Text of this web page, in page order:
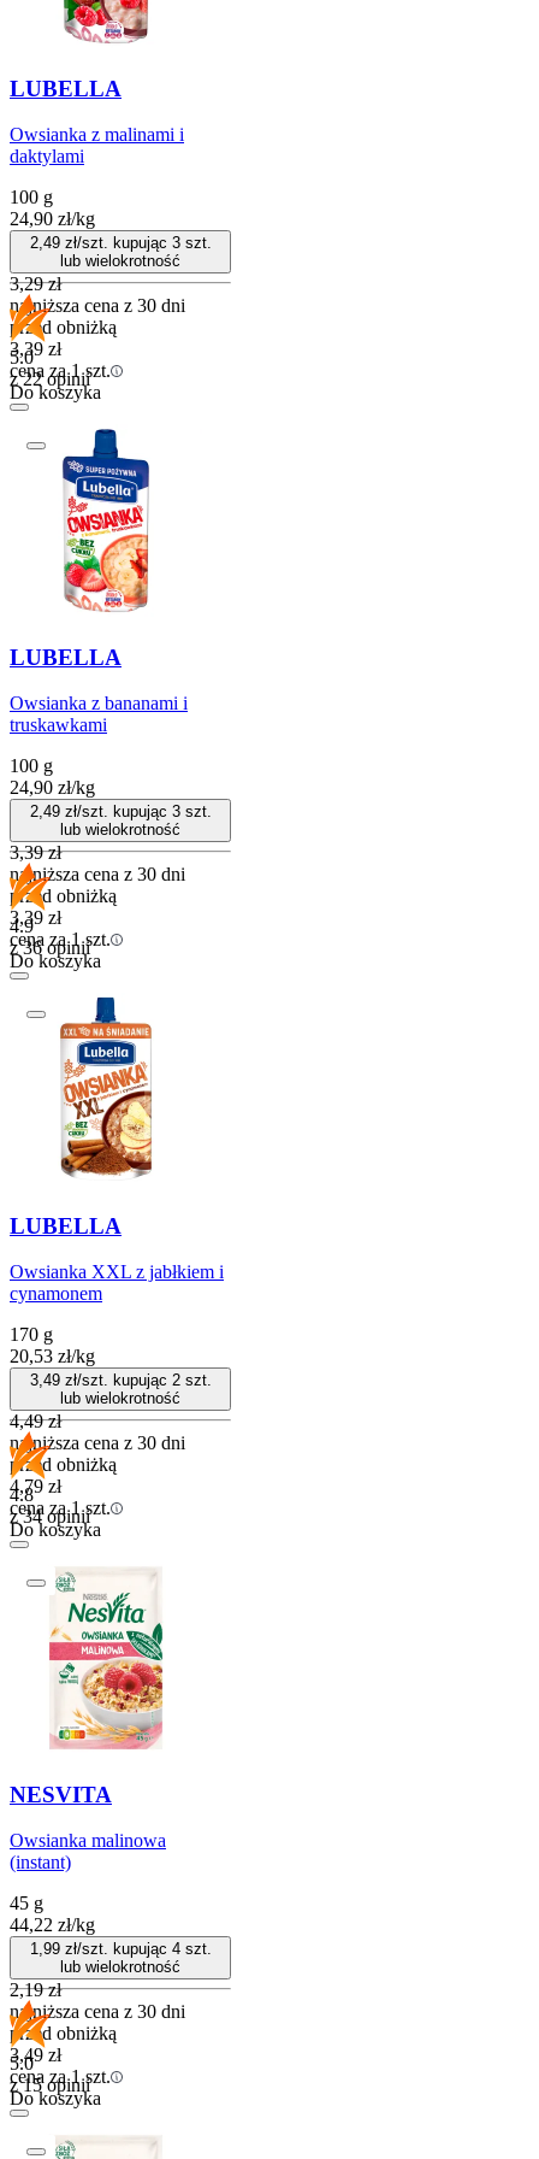
LUBELLA
Owsianka z malinami i
daktylami
100 g
24,90 zł/kg
2,49zł/szt. kupując 3szt.
lub wielokrotność
3,29 zł
najniższa cena z 30 dni
przed obniżką
3,39 zł
cena za 1 szt.
Do koszyka
5.0
z 22 opinii
LUBELLA
Owsianka z bananami i
truskawkami
100 g
24,90 zł/kg
2,49zł/szt. kupując 3szt.
lub wielokrotność
3,39 zł
najniższa cena z 30 dni
przed obniżką
3,39 zł
cena za 1 szt.
Do koszyka
4.9
z 36 opinii
LUBELLA
Owsianka XXL z jabłkiem i
cynamonem
170 g
20,53 zł/kg
3,49zł/szt. kupując 2szt.
lub wielokrotność
4,49 zł
najniższa cena z 30 dni
przed obniżką
4,79 zł
cena za 1 szt.
Do koszyka
4.8
z 34 opinii
NESVITA
Owsianka malinowa
(instant)
45 g
44,22 zł/kg
1,99zł/szt. kupując 4szt.
lub wielokrotność
2,19 zł
najniższa cena z 30 dni
przed obniżką
3,49 zł
cena za 1 szt.
Do koszyka
5.0
z 15 opinii